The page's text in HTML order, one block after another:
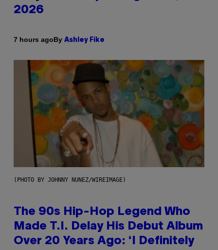
2026
7 hours agoBy Ashley Fike
(PHOTO BY JOHNNY NUNEZ/WIREIMAGE)
The 90s Hip-Hop Legend Who
Made T.I. Delay His Debut Album
Over 20 Years Ago: ‘I Definitely